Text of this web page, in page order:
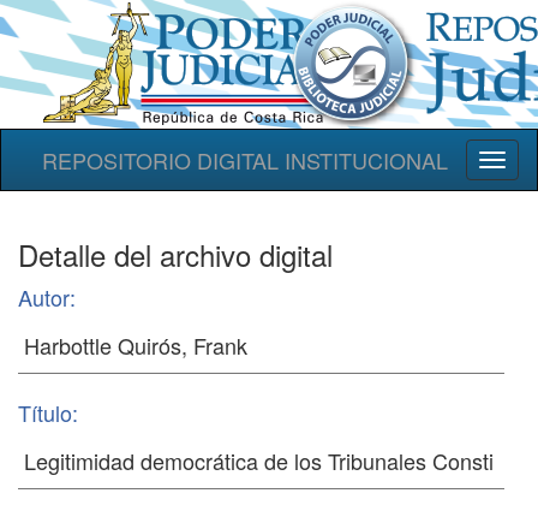
REPOSITORIO DIGITAL INSTITUCIONAL
Detalle del archivo digital
Autor:
Título: